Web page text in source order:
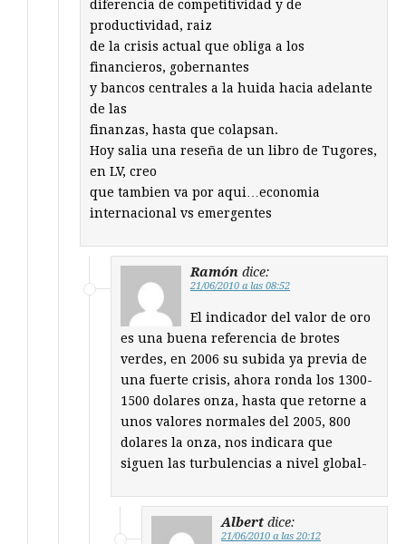
diferencia de competitividad y de
productividad, raiz
de la crisis actual que obliga a los
financieros, gobernantes
y bancos centrales a la huida hacia adelante
de las
finanzas, hasta que colapsan.
Hoy salia una reseña de un libro de Tugores,
en LV, creo
que tambien va por aqui…economia
internacional vs emergentes
Ramón dice:
21/06/2010 a las 08:52
El indicador del valor de oro
es una buena referencia de brotes
verdes, en 2006 su subida ya previa de
una fuerte crisis, ahora ronda los 1300-
1500 dolares onza, hasta que retorne a
unos valores normales del 2005, 800
dolares la onza, nos indicara que
siguen las turbulencias a nivel global-
Albert dice:
21/06/2010 a las 20:12